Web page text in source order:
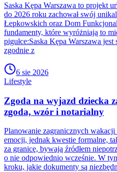
Saska Kępa Warszawa to projekt
do 2026 roku zachował swój
Łepkowskich oraz Dom
fundamenty, które wyróżniają to
pigułce:Saska Kępa Warszawa
zgodnie z
6 sie 2026
Lifestyle
Zgoda na wyjazd dziecka
zgoda, wzór i notarialny
Planowanie zagranicznych
emocji, jednak kwestie formalne,
za granicę, bywają źródłem
o nie odpowiednio wcześnie. W
kroku, jakie dokumenty są